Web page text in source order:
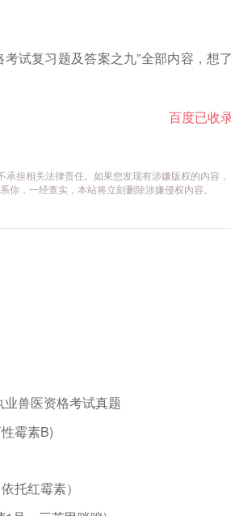
试复习题及答案之九”全部内容，想
百度已收
担相关法律责任。如果您发现有涉嫌版权的内容，
，一经查实，本站将立刻删除涉嫌侵权内容。
兽医资格考试真题
霉素B)
托红霉素）